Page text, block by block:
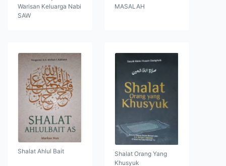
Warisan Keluarga Nabi
SAW
MASALAH
Shalat Ahlul Bait
Shalat Orang Yang
Khusyuk